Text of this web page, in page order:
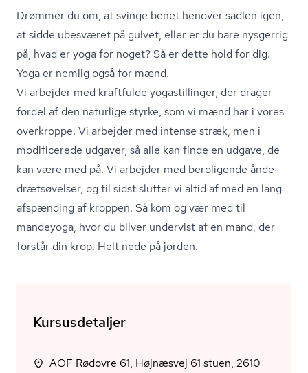
Drømmer du om, at svinge benet henover sadlen igen,
at sidde ubesværet på gulvet, eller er du bare nysgerrig
på, hvad er yoga for noget? Så er dette hold for dig.
Yoga er nemlig også for mænd.
Vi arbejder med kraftfulde yogastillinger, der drager
fordel af den naturlige styrke, som vi mænd har i vores
overkroppe. Vi arbejder med intense stræk, men i
modificerede udgaver, så alle kan finde en udgave, de
kan være med på. Vi arbejder med beroligende ån­de­
drætsø­vel­ser, og til sidst slutter vi altid af med en lang
afspænding af kroppen. Så kom og vær med til
mandeyoga, hvor du bliver undervist af en mand, der
forstår din krop. Helt nede på jorden.
Kursusdetaljer
AOF Rødovre 61, Højnæsvej 61 stuen, 2610